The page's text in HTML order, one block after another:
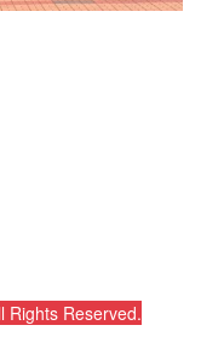
Rights Reserved.